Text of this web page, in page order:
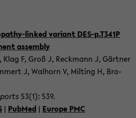
​linked va­ri­ant DES-p.T341P
as­sem­bly
Klag F, Groß J, Reck­mann J, Gärt­ner
J, Wal­horn V, Mil­ting H, Bro­
53(1): 539.
| Pub­Med | Eu­ro­pe PMC